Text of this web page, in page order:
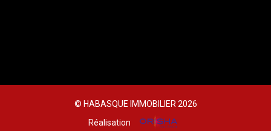
© HABASQUE IMMOBILIER 2026
Réalisation